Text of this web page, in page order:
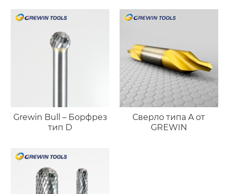
(износостойкая
версия)
Grewin Bull – Борфрез
тип D
Сверло типа A от
GREWIN